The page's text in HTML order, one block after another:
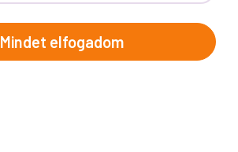
Mindet elfogadom